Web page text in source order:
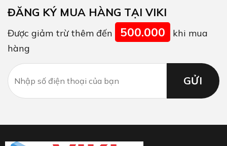
ĐĂNG KÝ MUA HÀNG TẠI VIKI
Được giảm trừ thêm đến 500.000
khi mua
hàng